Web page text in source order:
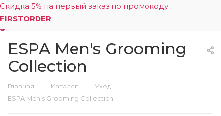
Скидка 5% на первый заказ по промокоду
FIRSTORDER
0
ESPA Men's Grooming
Collection
Главная — Каталог — Уход —
ESPA Men's Grooming Collection